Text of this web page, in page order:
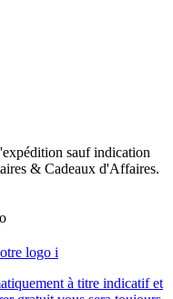
sauf indication
& Cadeaux d'Affaires.
logo i
à titre indicatif et